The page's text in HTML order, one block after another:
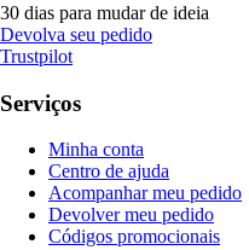
30 dias para mudar de ideia
Devolva seu pedido
Trustpilot
Serviços
Minha conta
Centro de ajuda
Acompanhar meu pedido
Devolver meu pedido
Códigos promocionais